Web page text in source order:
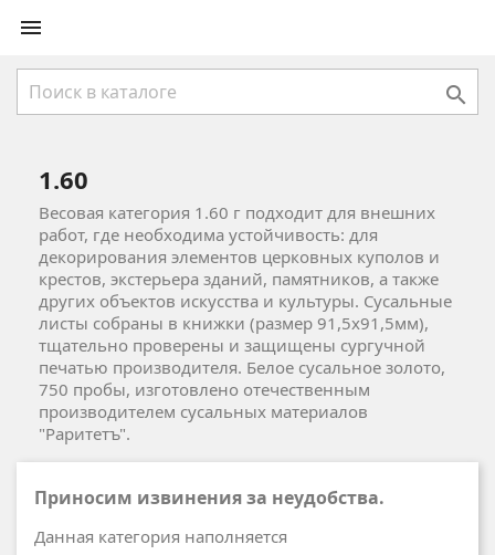


1.60
Весовая категория 1.60 г подходит для внешних
работ, где необходима устойчивость: для
декорирования элементов церковных куполов и
крестов, экстерьера зданий, памятников, а также
других объектов искусства и культуры. Сусальные
листы собраны в книжки (размер 91,5х91,5мм),
тщательно проверены и защищены сургучной
печатью производителя. Белое сусальное золото,
750 пробы, изготовлено отечественным
производителем сусальных материалов
"Раритетъ".
Приносим извинения за неудобства.
Данная категория наполняется